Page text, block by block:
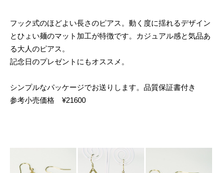
フック式のほどよい長さのピアス。動く度に揺れるデザイン
とひょい麺のマット加工が特徴です。カジュアル感と気品あ
る大人のピアス。
記念日のプレゼントにもオススメ。
シンプルなパッケージでお送りします。品質保証書付き
参考小売価格 ¥21600